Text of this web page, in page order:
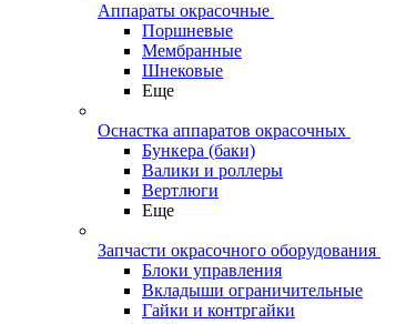
Аппараты окрасочные
Поршневые
Мембранные
Шнековые
Еще
Оснастка аппаратов окрасочных
Бункера (баки)
Валики и роллеры
Вертлюги
Еще
Запчасти окрасочного оборудования
Блоки управления
Вкладыши ограничительные
Гайки и контргайки